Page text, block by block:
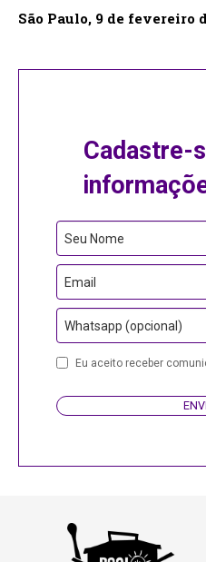
São Paulo, 9 de fevereiro
Cadastre-
Email
Address
Seu Nome
Email
Whatsapp (opcional)
Eu aceito receber